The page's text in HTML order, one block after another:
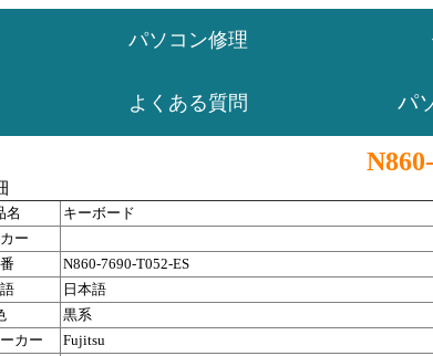
パソコン修理
よくある質問 パ
名
キーボード
ー
N860-7690-T052-ES
日本語
黒系
カー
Fujitsu